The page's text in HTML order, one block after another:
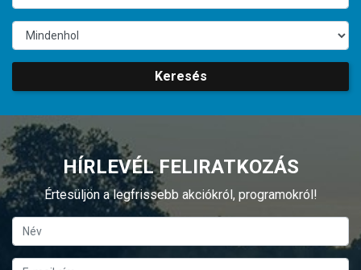
Keresés
HÍRLEVÉL FELIRATKOZÁS
Értesüljön a legfrissebb akciókról, programokról!